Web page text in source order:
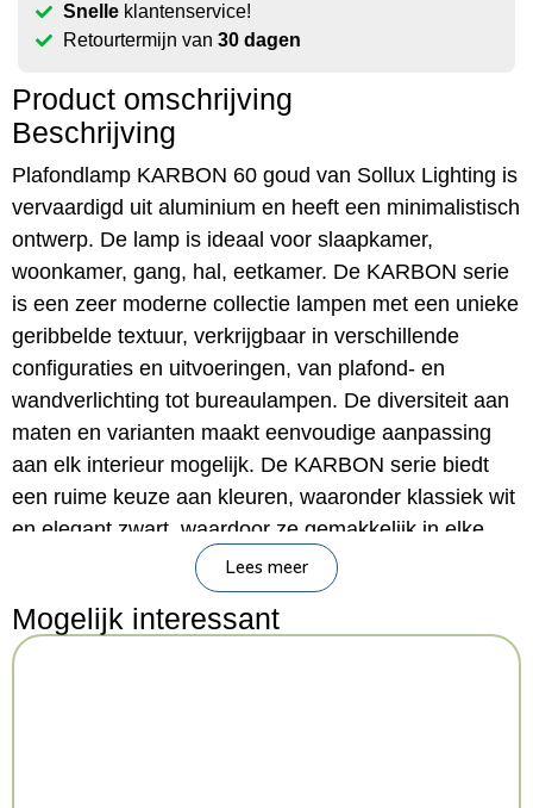
Snelleklantenservice!
Retourtermijn van 30 dagen
Product omschrijving
Beschrijving
Plafondlamp KARBON 60 goud van Sollux Lighting is
vervaardigd uit aluminium en heeft een minimalistisch
ontwerp. De lamp is ideaal voor slaapkamer,
woonkamer, gang, hal, eetkamer. De KARBON serie
is een zeer moderne collectie lampen met een unieke
geribbelde textuur, verkrijgbaar in verschillende
configuraties en uitvoeringen, van plafond- en
wandverlichting tot bureaulampen. De diversiteit aan
maten en varianten maakt eenvoudige aanpassing
aan elk interieur mogelijk. De KARBON serie biedt
een ruime keuze aan kleuren, waaronder klassiek wit
en elegant zwart, waardoor ze gemakkelijk in elke
ruimte past. Daarnaast is ze verkrijgbaar in kleuren
als goud, beige, olijfgroen en okerrood, waardoor ze
ideaal is voor moderne interieurs en daarbuiten.
Lees meer
Mogelijk interessant